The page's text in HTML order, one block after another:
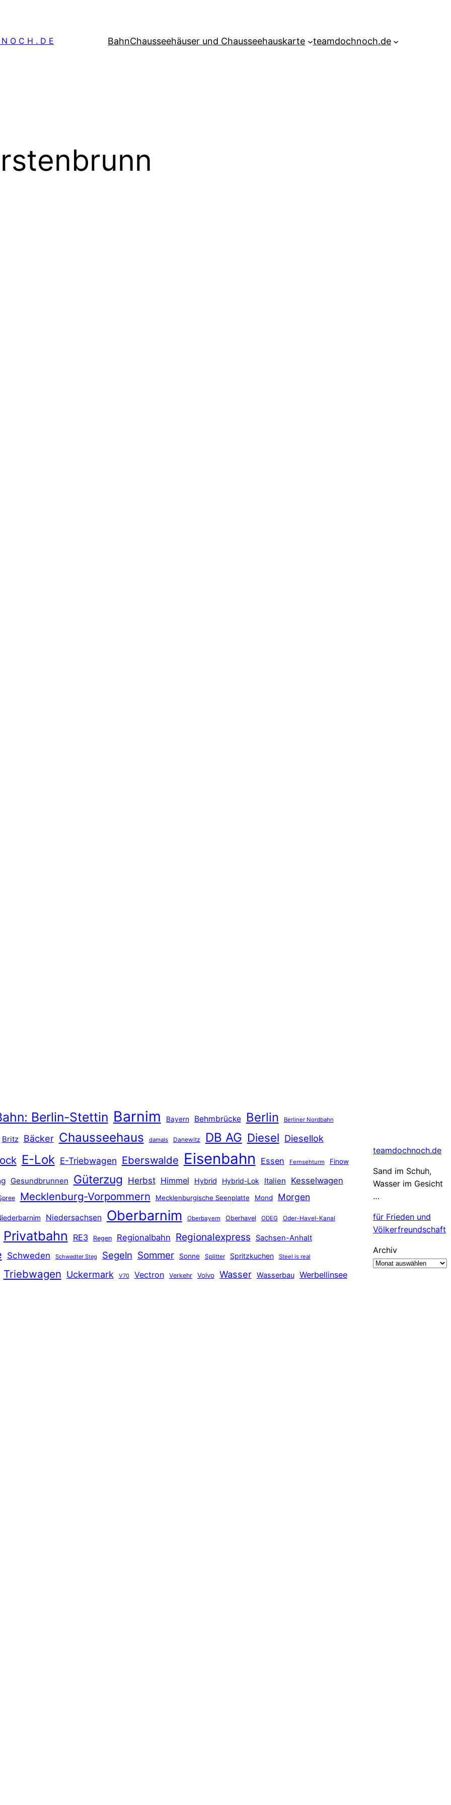
O C H . D E BahnChausseehäuser und Chausseehauskarte teamdochnoch.de
Berlin-Stettin Barnim Bayern Behmbrücke Berlin Berliner Nordbahn
Britz Bäcker Chausseehaus damals Danewitz DB AG Diesel Diesellok
E-Lok E-Triebwagen Eberswalde Eisenbahn Essen Fernsehturm Finow
Gesundbrunnen Güterzug Herbst Himmel Hybrid Hybrid-Lok Italien Kesselwagen
Mecklenburg-Vorpommern Mecklenburgische Seenplatte Mond Morgen
Niedersachsen Oberbarnim Oberbayern Oberhavel ODEG Oder-Havel-Kanal
Privatbahn RE3 Regen Regionalbahn Regionalexpress Sachsen-Anhalt
Schweden Schwedter Steg Segeln Sommer Sonne Splitter Spritzkuchen Steel is real
Triebwagen Uckermark V70 Vectron Verkehr Volvo Wasser Wasserbau Werbellinsee
teamdochnoch.de
Sand im Schuh,
Wasser im Gesicht
…
für Frieden und
Völkerfreundschaft
Archiv